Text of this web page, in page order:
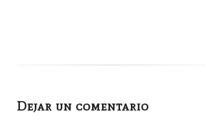
Dejar un comentario